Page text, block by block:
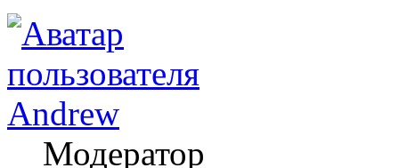
Andrew
Модератор